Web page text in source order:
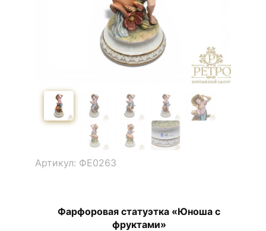
Фарфоровая статуэтка «Юноша с
фруктами»
Артикул: ФЕ0263